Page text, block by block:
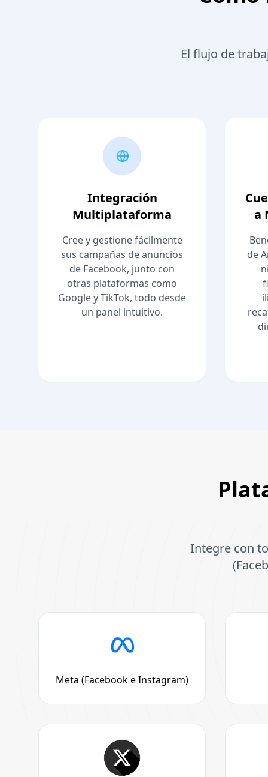
El flujo de
Integración
Multiplataforma
Cree y gestione fácilmente
sus campañas de anuncios
de Facebook, junto con
otras plataformas como
Google y TikTok, todo desde
un panel intuitivo.
a
de
Integre con
Meta (Facebook e Instagram)